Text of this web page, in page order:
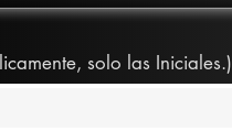
solo las Iniciales.)